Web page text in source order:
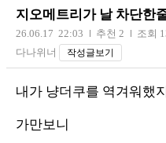
장착시공사진
지오메트리가 날 차단한
26.06.17 22:03 추천 2
조회
다나위너
작성글보기
내가 냥더쿠를 역겨워했
가만보니